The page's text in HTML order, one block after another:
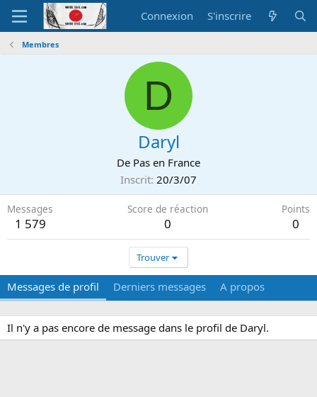
Connexion S'inscrire
Membres
D
Daryl
De Pas en France
Inscrit 20/3/07
Messages
1 579
Score de réaction
0
Points
0
Trouver
Messages de profil Derniers messages A propos
Il n'y a pas encore de message dans le profil de Daryl.